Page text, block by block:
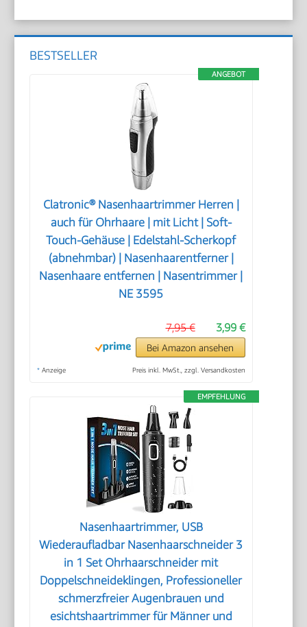
BESTSELLER
ANGEBOT
Clatronic® Nasenhaartrimmer Herren |
auch für Ohrhaare | mit Licht | Soft-
Touch-Gehäuse | Edelstahl-Scherkopf
(abnehmbar) | Nasenhaarentferner |
Nasenhaare entfernen | Nasentrimmer |
NE 3595
3,99 €
7,95 €
Bei Amazon ansehen
* Anzeige Preis inkl. MwSt., zzgl. Versandkosten
EMPFEHLUNG
Nasenhaartrimmer, USB
Wiederaufladbar Nasenhaarschneider 3
in 1 Set Ohrhaarschneider mit
Doppelschneideklingen, Professioneller
schmerzfreier Augenbrauen und
esichtshaartrimmer für Männer und